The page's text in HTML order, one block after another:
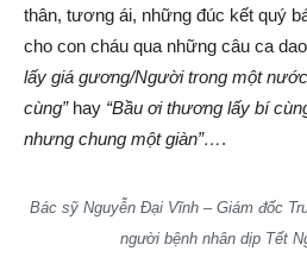
thân, tương ái, những đúc kết quý
cho con cháu qua những câu ca
lấy giá gương/Người trong một
cùng”hay “Bầu ơi thương lấy bí
nhưng chung một giàn”….
Bác sỹ Nguyễn Đại Vĩnh – Giám đốc
người bệnh nhân dịp Tết